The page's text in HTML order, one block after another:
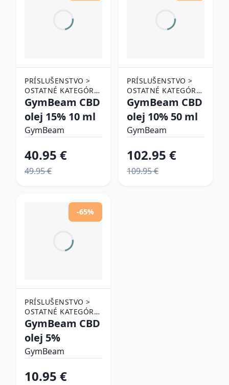
PRÍSLUŠENSTVO >
OSTATNÉ KATEGÓRIE
> CBD
GymBeam CBD
olej 15% 10 ml
GymBeam
40.95 €
49.95 €
PRÍSLUŠENSTVO >
OSTATNÉ KATEGÓRIE
> CBD
GymBeam CBD
olej 10% 50 ml
GymBeam
102.95 €
109.95 €
-65%
PRÍSLUŠENSTVO >
OSTATNÉ KATEGÓRIE
> CBD
GymBeam CBD
olej 5%
GymBeam
10.95 €